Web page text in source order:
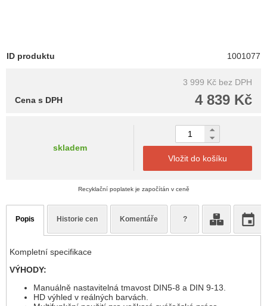
ID produktu 1001077
3 999 Kč bez DPH
4 839 Kč
Cena s DPH
skladem
Vložit do košíku
Recyklační poplatek je započítán v ceně
Popis Historie cen Komentáře ?
Kompletní specifikace
VÝHODY:
Manuálně nastavitelná tmavost DIN5-8 a DIN 9-13.
HD výhled v reálných barvách.